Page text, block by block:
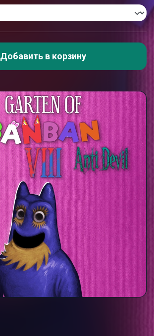
Добавить в корзину